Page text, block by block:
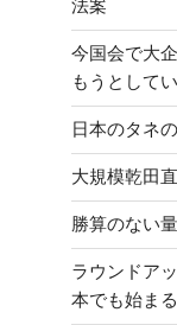
法案
今国会で大
もうとして
日本のタネ
大規模乾田
勝算のない
ラウンドア
本でも始まる